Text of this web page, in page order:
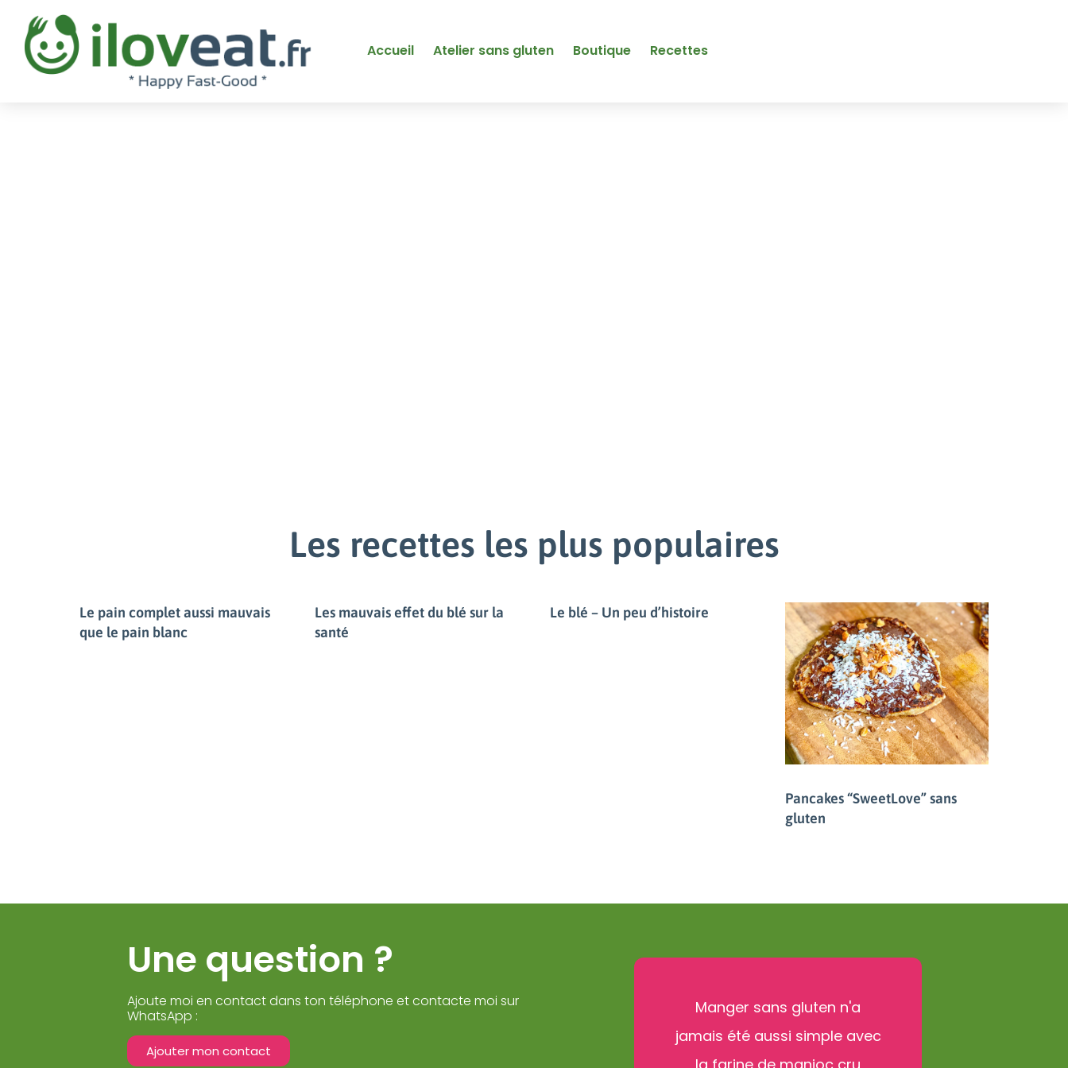
Accueil Atelier sans gluten Boutique Recettes
Les recettes les plus populaires
Le pain complet aussi mauvais
que le pain blanc
Les mauvais effet du blé sur la
santé
Le blé – Un peu d’histoire
Pancakes “SweetLove” sans
gluten
Une question ?
Ajoute moi en contact dans ton téléphone et contacte moi sur
WhatsApp :
Ajouter mon contact
Manger sans gluten n'a
jamais été aussi simple avec